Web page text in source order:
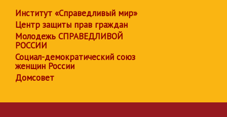
Институт «Справедливый мир»
Центр защиты прав граждан
Молодежь СПРАВЕДЛИВОЙ
РОССИИ
Социал-демократический союз
женщин России
Домсовет